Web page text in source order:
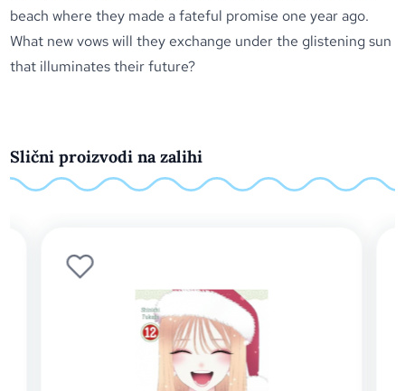
beach where they made a fateful promise one year ago.
What new vows will they exchange under the glistening sun
that illuminates their future?
Slični proizvodi na zalihi